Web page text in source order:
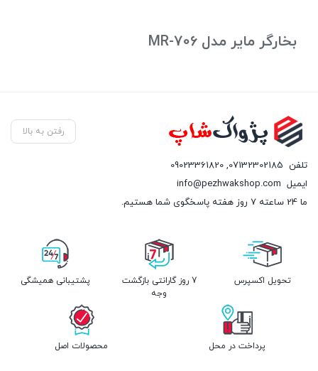
بخارگر مایر مدل MR-706
رفتن به بالا
تلفن 07132302185
,
09023361820
ایمیل info@pezhwakshop.com
ما 24 ساعته 7 روز هفته پاسخگوی شما هستیم.
تحویل اکسپرس
7 روز گارانتی بازگشت
وجه
پشتیبانی همیشگی
پرداخت در محل محصولات اصل